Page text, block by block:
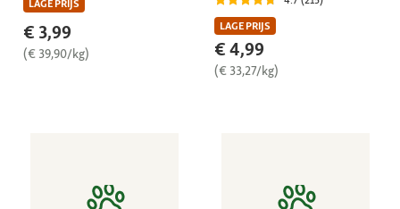
LAGE PRIJS
€ 3,99
(€ 39,90/kg)
LAGE PRIJS
€ 4,99
(€ 33,27/kg)